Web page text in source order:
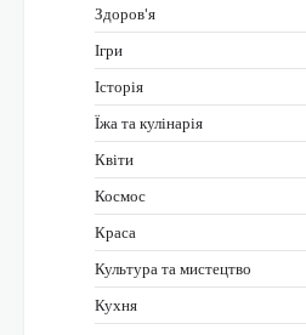
Здоров'я
Ігри
Історія
Їжа та кулінарія
Квіти
Космос
Краса
Культура та мистецтво
Кухня